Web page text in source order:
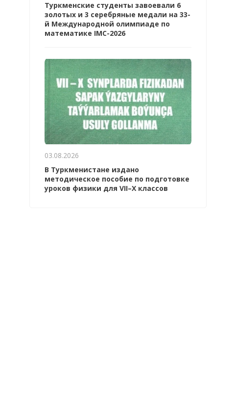
Туркменские студенты завоевали 6
золотых и 3 серебряные медали на 33-
й Международной олимпиаде по
математике IMC-2026
03.08.2026
В Туркменистане издано
методическое пособие по подготовке
уроков физики для VII–X классов